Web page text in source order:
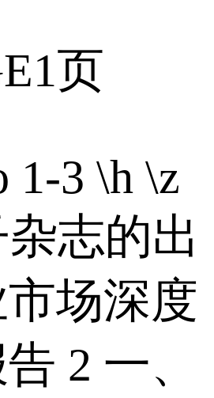
页
1-3 \h \z
志的出
场深度
2 一、